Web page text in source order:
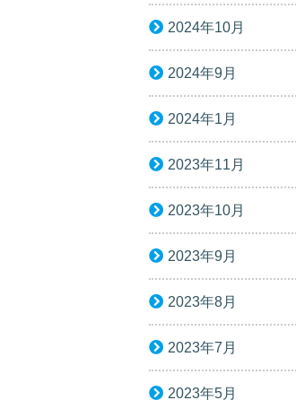
2024年10月
2024年9月
2024年1月
2023年11月
2023年10月
2023年9月
2023年8月
2023年7月
2023年5月